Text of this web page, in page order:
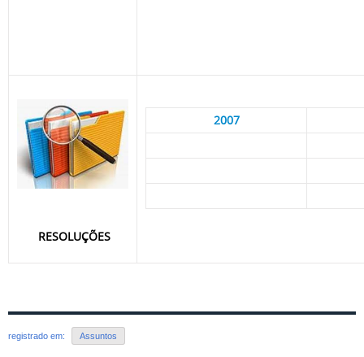
RESOLUÇÕES
2007
registrado em: Assuntos